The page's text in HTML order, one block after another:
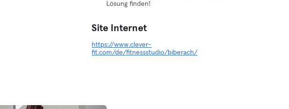
Lösung finden!
Site Internet
https://www.clever-
fit.com/de/fitnessstudio/biberach/